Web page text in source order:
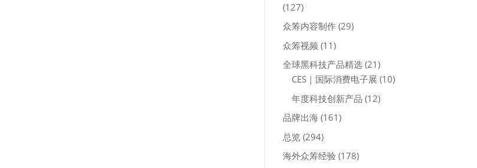
(127)
众筹内容制作 (29)
众筹视频 (11)
全球黑科技产品精选 (21)
CES｜国际消费电子展 (10)
年度科技创新产品 (12)
品牌出海 (161)
总览 (294)
海外众筹经验 (178)